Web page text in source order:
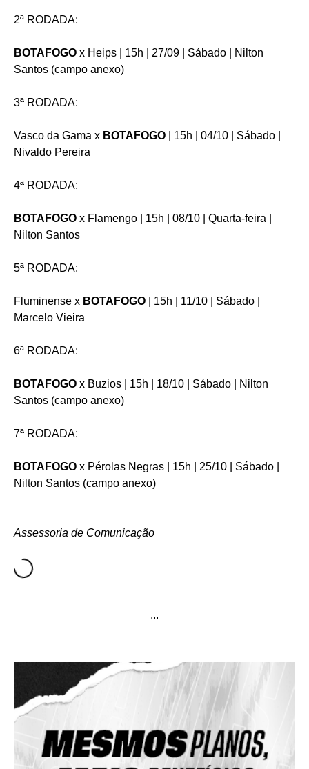
2ª RODADA:
BOTAFOGO x Heips | 15h | 27/09 | Sábado | Nilton
Santos (campo anexo)
3ª RODADA:
Vasco da Gama x BOTAFOGO
| 15h | 04/10 | Sábado |
Nivaldo Pereira
4ª RODADA:
BOTAFOGO x Flamengo | 15h | 08/10 | Quarta-feira |
Nilton Santos
5ª RODADA:
Fluminense x BOTAFOGO
| 15h | 11/10 | Sábado |
Marcelo Vieira
6ª RODADA:
BOTAFOGO x Buzios | 15h | 18/10 | Sábado | Nilton
Santos (campo anexo)
7ª RODADA:
BOTAFOGO x Pérolas Negras | 15h | 25/10 | Sábado |
Nilton Santos (campo anexo)
Assessoria de Comunicação
...